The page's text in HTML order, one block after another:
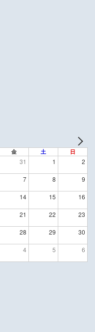
金 土 日
31 1 2
7 8 9
14 15 16
21 22 23
28 29 30
4 5 6